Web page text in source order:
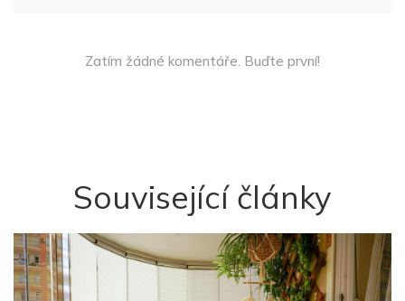
Zatím žádné komentáře. Buďte první!
Související články